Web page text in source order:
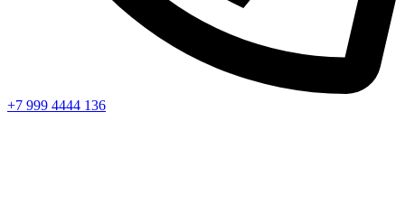
+7 999 4444 136